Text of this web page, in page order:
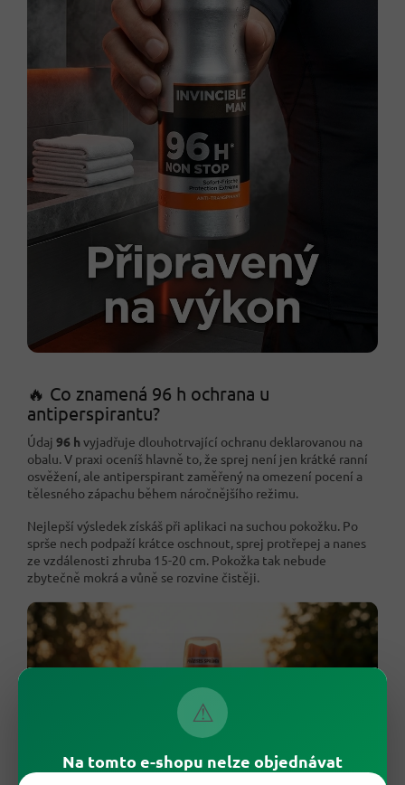
⚠
Na tomto e-shopu nelze objednávat
🔥 Co znamená 96 h ochrana u
antiperspirantu?
Údaj 96 h vyjadřuje dlouhotrvající ochranu deklarovanou na
obalu. V praxi oceníš hlavně to, že sprej není jen krátké ranní
osvěžení, ale antiperspirant zaměřený na omezení pocení a
tělesného zápachu během náročnějšího režimu.
Nejlepší výsledek získáš při aplikaci na suchou pokožku. Po
sprše nech podpaží krátce oschnout, sprej protřepej a nanes
ze vzdálenosti zhruba 15-20 cm. Pokožka tak nebude
zbytečně mokrá a vůně se rozvine čistěji.